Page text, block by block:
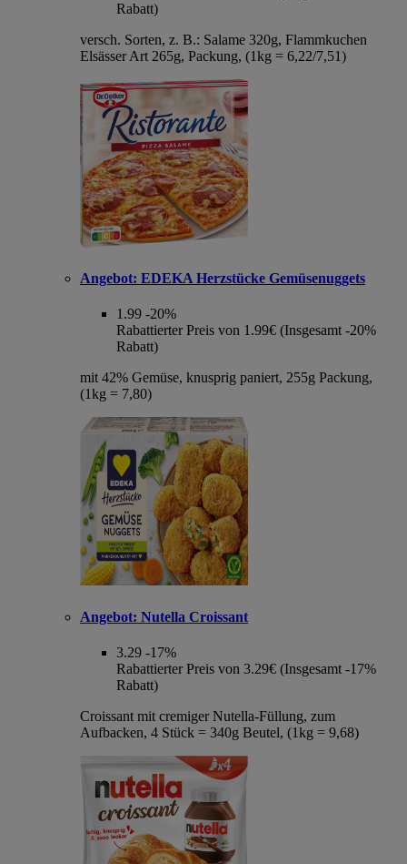
Rabatt)
versch. Sorten, z. B.: Salame 320g, Flammkuchen
Elsässer Art 265g, Packung, (1kg = 6,22/7,51)
Angebot: EDEKA Herzstücke Gemüsenuggets
1.99 -20%
Rabattierter Preis von 1.99€ (Insgesamt -20%
Rabatt)
mit 42% Gemüse, knusprig paniert, 255g Packung,
(1kg = 7,80)
Angebot: Nutella Croissant
3.29 -17%
Rabattierter Preis von 3.29€ (Insgesamt -17%
Rabatt)
Croissant mit cremiger Nutella-Füllung, zum
Aufbacken, 4 Stück = 340g Beutel, (1kg = 9,68)